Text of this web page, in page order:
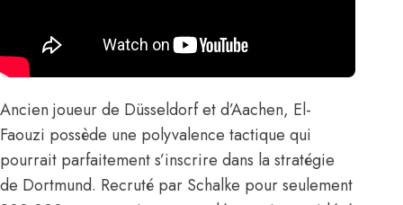
Ancien joueur de Düsseldorf et d’Aachen, El-
Faouzi possède une polyvalence tactique qui
pourrait parfaitement s’inscrire dans la stratégie
de Dortmund. Recruté par Schalke pour seulement